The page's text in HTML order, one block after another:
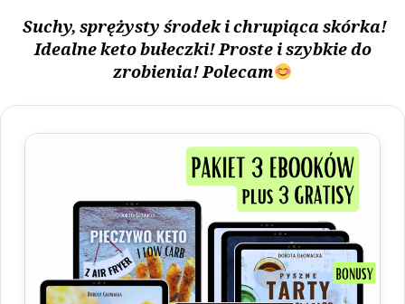
Suchy, sprężysty środek i chrupiąca skórka!
Idealne keto bułeczki! Proste i szybkie do
zrobienia! Polecam